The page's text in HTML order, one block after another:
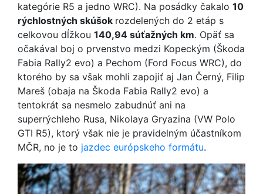
kategórie R5 a jedno WRC). Na posádky čakalo 10
rýchlostných skúšok rozdelených do 2 etáp s
celkovou dĺžkou 140,94 súťažných km. Opäť sa
očakával boj o prvenstvo medzi Kopeckým (Škoda
Fabia Rally2 evo) a Pechom (Ford Focus WRC), do
ktorého by sa však mohli zapojiť aj Jan Černý, Filip
Mareš (obaja na Škoda Fabia Rally2 evo) a
tentokrát sa nesmelo zabudnúť ani na
superrýchleho Rusa, Nikolaya Gryazina (VW Polo
GTI R5), ktorý však nie je pravidelným účastníkom
MČR, no je to jazdec európskeho formátu.